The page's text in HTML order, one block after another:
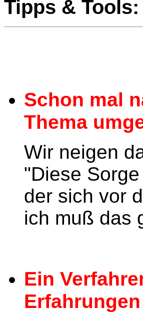
Tipps & Tools:
Schon mal
Thema
Wir neigen
"Diese
der sich vor
ich muß das
Ein